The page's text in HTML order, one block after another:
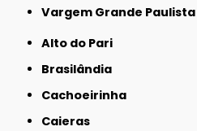
Vargem Grande Paulista
Alto do Pari
Brasilândia
Cachoeirinha
Caieras